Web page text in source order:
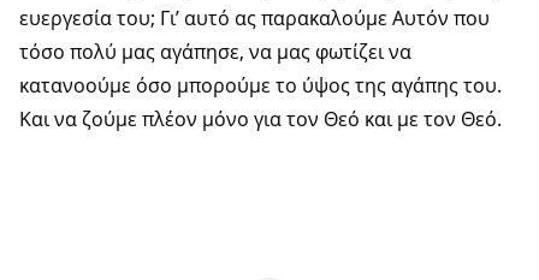
ευεργεσία του; Γι’ αυτό ας παρακαλούμε Αυτόν που
τόσο πολύ μας αγάπησε, να μας φωτίζει να
κατανοούμε όσο μπορούμε το ύψος της αγάπης του.
Και να ζούμε πλέον μόνο για τον Θεό και με τον Θεό.